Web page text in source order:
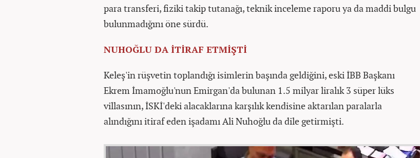
para transferi, fiziki takip tutanağı, teknik inceleme raporu ya da maddi bulgu
bulunmadığını öne sürdü.
NUHOĞLU DA İTİRAF ETMİŞTİ
Keleş'in rüşvetin toplandığı isimlerin başında geldiğini, eski İBB Başkanı
Ekrem İmamoğlu'nun Emirgan'da bulunan 1.5 milyar liralık 3 süper lüks
villasının, İSKİ'deki alacaklarına karşılık kendisine aktarılan paralarla
alındığını itiraf eden işadamı Ali Nuhoğlu da dile getirmişti.